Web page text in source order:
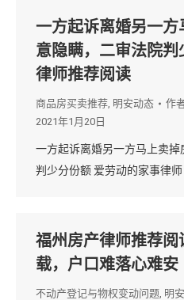
一方起诉离婚另一
意隐瞒，二审法院
律师推荐阅读
商品房买卖推荐, 明安动态 作
2021年1月20日
一方起诉离婚另一方马上卖
判少分份额 爱劳动的家事律
福州房产律师推荐
载，户口难落心难安
不动产登记与物权变动问题, 明